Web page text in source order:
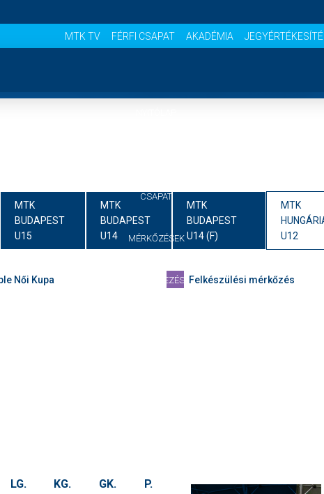
MTK TV FÉRFI CSAPAT AKADÉMIA
CSAPAT
MÉRKŐZÉSEK
JELENTKEZÉS
MTK
BUDAPEST
U15
MTK
BUDAPEST
U14
MTK
BUDAPEST
U14 (F)
MTK
U12
Női Kupa Felkészülési mérkőzés
LG. KG. GK. P.